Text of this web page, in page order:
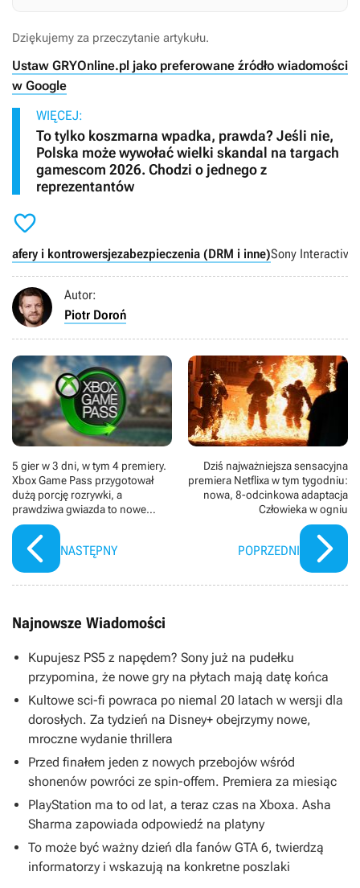
Dziękujemy za przeczytanie artykułu.
Ustaw GRYOnline.pl jako preferowane źródło wiadomości
w Google
WIĘCEJ:
To tylko koszmarna wpadka, prawda? Jeśli nie,
Polska może wywołać wielki skandal na targach
gamescom 2026. Chodzi o jednego z
reprezentantów

afery i kontrowersjezabezpieczenia (DRM i inne)Sony Interactive
Autor:
Piotr Doroń
5 gier w 3 dni, w tym 4 premiery.
Xbox Game Pass przygotował
dużą porcję rozrywki, a
prawdziwa gwiazda to nowe
Heroes of Might and Magic
NASTĘPNY
Dziś najważniejsza sensacyjna
premiera Netflixa w tym tygodniu:
nowa, 8-odcinkowa adaptacja
Człowieka w ogniu
POPRZEDNI
Najnowsze Wiadomości
Kupujesz PS5 z napędem? Sony już na pudełku
przypomina, że nowe gry na płytach mają datę końca
Kultowe sci-fi powraca po niemal 20 latach w wersji dla
dorosłych. Za tydzień na Disney+ obejrzymy nowe,
mroczne wydanie thrillera
Przed finałem jeden z nowych przebojów wśród
shonenów powróci ze spin-offem. Premiera za miesiąc
PlayStation ma to od lat, a teraz czas na Xboxa. Asha
Sharma zapowiada odpowiedź na platyny
To może być ważny dzień dla fanów GTA 6, twierdzą
informatorzy i wskazują na konkretne poszlaki